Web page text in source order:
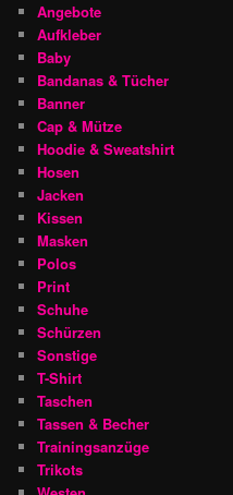
Angebote
Aufkleber
Baby
Bandanas & Tücher
Banner
Cap & Mütze
Hoodie & Sweatshirt
Hosen
Jacken
Kissen
Masken
Polos
Print
Schuhe
Schürzen
Sonstige
T-Shirt
Taschen
Tassen & Becher
Trainingsanzüge
Trikots